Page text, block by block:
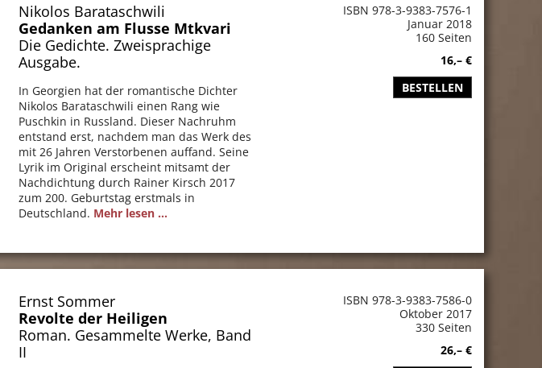
Nikolos Barataschwili
Gedanken am Flusse Mtkvari
Die Gedichte. Zweisprachige
Ausgabe.
In Georgien hat der romantische Dichter
Nikolos Barataschwili einen Rang wie
Puschkin in Russland. Dieser Nachruhm
entstand erst, nachdem man das Werk des
mit 26 Jahren Verstorbenen auffand. Seine
Lyrik im Original erscheint mitsamt der
Nachdichtung durch Rainer Kirsch 2017
zum 200. Geburtstag erstmals in
Deutschland. Mehr lesen ...
ISBN 978-3-9383-7576-1
Januar 2018
160 Seiten
16,– €
BESTELLEN
Ernst Sommer
Revolte der Heiligen
Roman. Gesammelte Werke, Band
II
ISBN 978-3-9383-7586-0
Oktober 2017
330 Seiten
26,– €